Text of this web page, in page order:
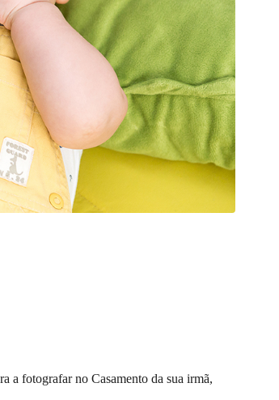
a fotografar no Casamento da sua irmã,